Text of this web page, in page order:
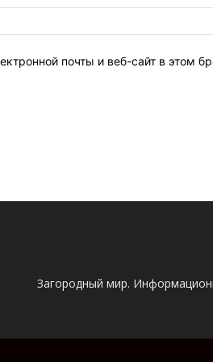
почты и веб-сайт в этом
Загородный мир.